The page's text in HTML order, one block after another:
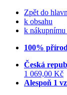
Zpět do
k obsahu
k
100%
Česká
1 069,00 Kč
Alespoň 1